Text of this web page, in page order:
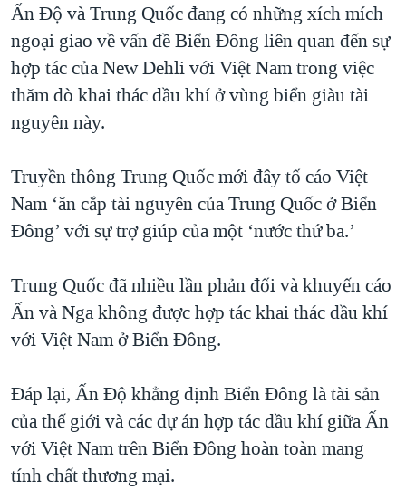
Ấn Độ và Trung Quốc đang có những xích mích
ngoại giao về vấn đề Biển Đông liên quan đến sự
hợp tác của New Dehli với Việt Nam trong việc
thăm dò khai thác dầu khí ở vùng biển giàu tài
nguyên này.
Truyền thông Trung Quốc mới đây tố cáo Việt
Nam ‘ăn cắp tài nguyên của Trung Quốc ở Biển
Đông’ với sự trợ giúp của một ‘nước thứ ba.’
Trung Quốc đã nhiều lần phản đối và khuyến cáo
Ấn và Nga không được hợp tác khai thác dầu khí
với Việt Nam ở Biển Đông.
Đáp lại, Ấn Độ khẳng định Biển Đông là tài sản
của thế giới và các dự án hợp tác dầu khí giữa Ấn
với Việt Nam trên Biển Đông hoàn toàn mang
tính chất thương mại.